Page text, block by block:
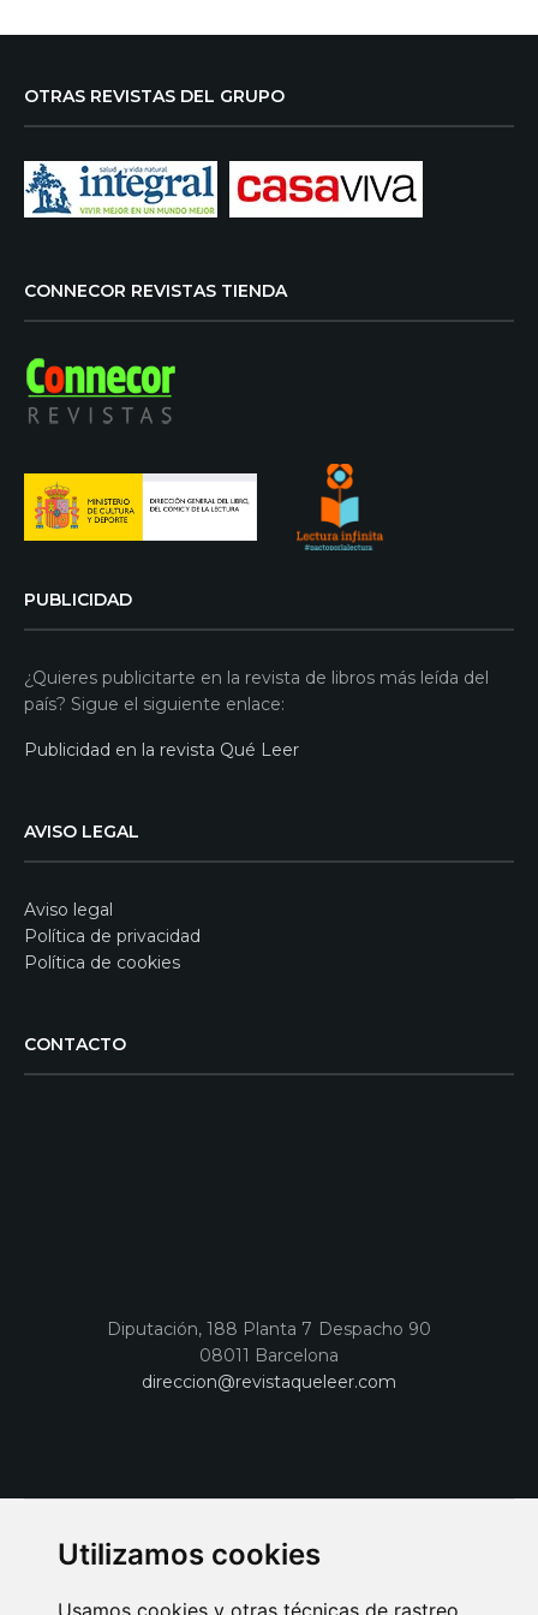
Utilizamos cookies
Usamos cookies y otras técnicas de rastreo
OTRAS REVISTAS DEL GRUPO
CONNECOR REVISTAS TIENDA
PUBLICIDAD
¿Quieres publicitarte en la revista de libros más leída del
país? Sigue el siguiente enlace:
Publicidad en la revista Qué Leer
AVISO LEGAL
Aviso legal
Política de privacidad
Política de cookies
CONTACTO
Diputación, 188 Planta 7 Despacho 90
08011 Barcelona
direccion@revistaqueleer.com